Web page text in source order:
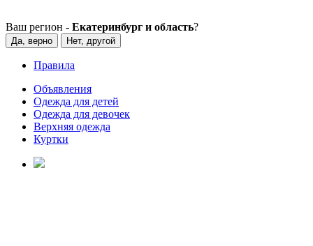
Ваш регион - Екатеринбург и область?
Да, верно Нет, другой
Правила
Объявления
Одежда для детей
Одежда для девочек
Верхняя одежда
Куртки